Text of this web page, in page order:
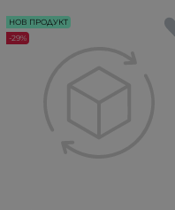
НОВ ПРОДУКТ
-29%